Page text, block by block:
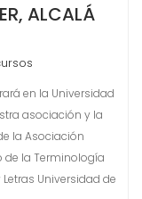
ALCALÁ
en la Universidad
asociación y la
la Asociación
de la Terminología
Universidad de